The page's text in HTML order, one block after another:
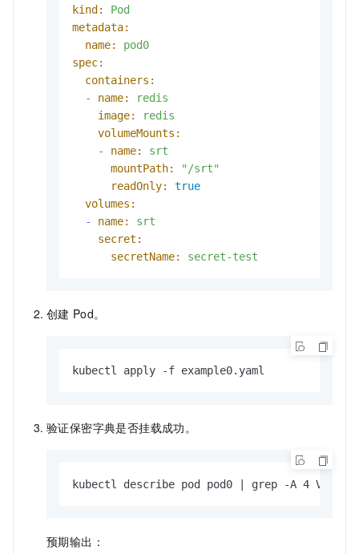
kind:
Pod
metadata:
name:
pod0
spec:
containers:
-
name:
redis
image:
redis
volumeMounts:
-
name:
srt
mountPath:
"/srt"
readOnly:
true
volumes:
-
name:
srt
secret:
secretName:
secret-test
创建 Pod。
kubectl apply -f example0.yaml
验证保密字典是否挂载成功。
kubectl describe pod pod0 | grep -A 4
预期输出：